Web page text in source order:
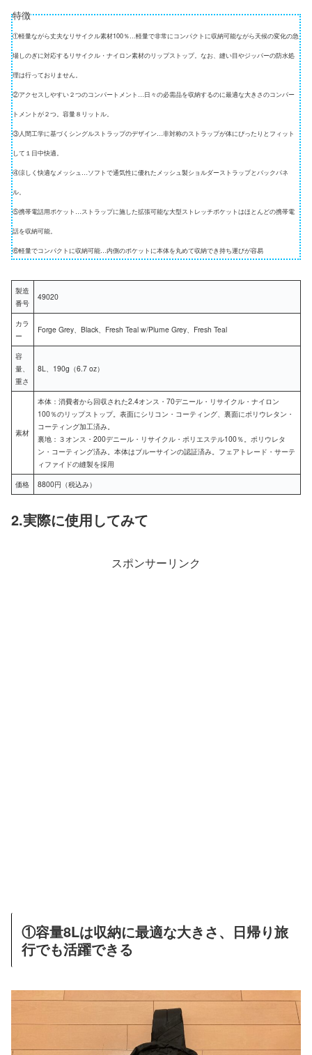
特徴
①軽量ながら丈夫なリサイクル素材100％…軽量で非常にコンパクトに収納可能ながら天候の変化の急
場しのぎに対応するリサイクル・ナイロン素材のリップストップ。なお、縫い目やジッパーの防水処
理は行っておりません。
②アクセスしやすい２つのコンパートメント…日々の必需品を収納するのに最適な大きさのコンパー
トメントが２つ。容量８リットル。
③人間工学に基づくシングルストラップのデザイン…非対称のストラップが体にぴったりとフィット
して１日中快適。
④涼しく快適なメッシュ…ソフトで通気性に優れたメッシュ製ショルダーストラップとバックパネ
ル。
⑤携帯電話用ポケット…ストラップに施した拡張可能な大型ストレッチポケットはほとんどの携帯電
話を収納可能。
⑥軽量でコンパクトに収納可能…内側のポケットに本体を丸めて収納でき持ち運びが容易
製造
番号
49020
カラ
ー
Forge Grey、Black、Fresh Teal w/Plume Grey、Fresh Teal
容
量、
重さ
8L、190g（6.7 oz）
素材
本体：消費者から回収された2.4オンス・70デニール・リサイクル・ナイロン
100％のリップストップ。表面にシリコン・コーティング、裏面にポリウレタン・
コーティング加工済み。
裏地：３オンス・200デニール・リサイクル・ポリエステル100％。ポリウレタ
ン・コーティング済み。本体はブルーサインの認証済み。フェアトレード・サーテ
ィファイドの縫製を採用
価格
8800円（税込み）
2.実際に使用してみて
スポンサーリンク
①容量8Lは収納に最適な大きさ、日帰り旅
行でも活躍できる